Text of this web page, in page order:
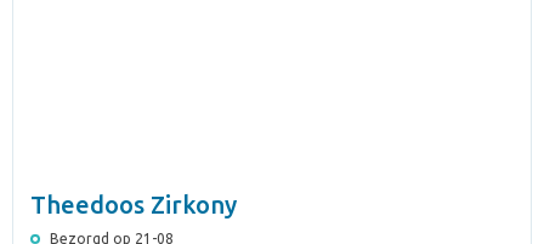
Theedoos Zirkony
Bezorgd op 21-08